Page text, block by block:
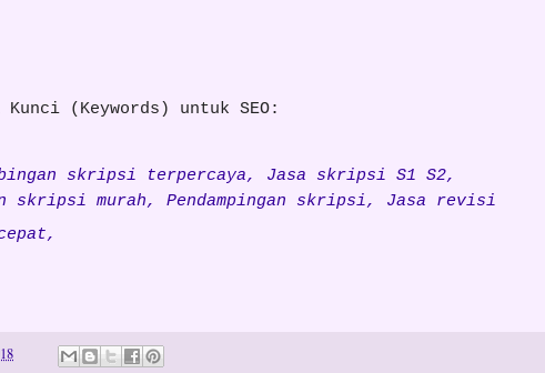
Kunci (Keywords) untuk SEO:
skripsi terpercaya, Jasa skripsi S1 S2,
skripsi murah, Pendampingan skripsi, Jasa revisi